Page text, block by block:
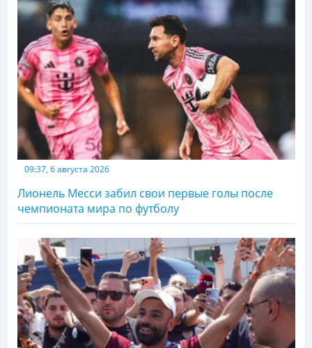
09:37, 6 августа 2026
Лионель Месси забил свои первые голы после
чемпионата мира по футболу